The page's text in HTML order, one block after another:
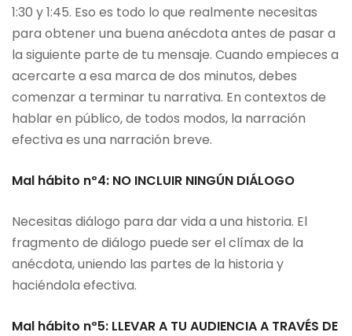
1:30 y 1:45. Eso es todo lo que realmente necesitas
para obtener una buena anécdota antes de pasar a
la siguiente parte de tu mensaje. Cuando empieces a
acercarte a esa marca de dos minutos, debes
comenzar a terminar tu narrativa. En contextos de
hablar en público, de todos modos, la narración
efectiva es una narración breve.
Mal hábito nº4: NO INCLUIR NINGÚN DIÁLOGO
Necesitas diálogo para dar vida a una historia. El
fragmento de diálogo puede ser el clímax de la
anécdota, uniendo las partes de la historia y
haciéndola efectiva.
Mal hábito nº5: LLEVAR A TU AUDIENCIA A TRAVÉS DE